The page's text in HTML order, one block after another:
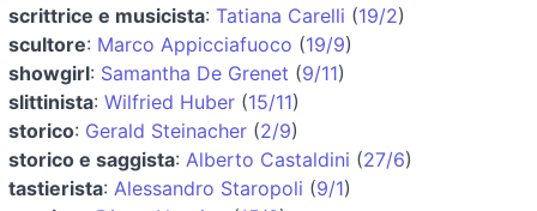
scrittrice e musicista: Tatiana Carelli (19/2)
scultore: Marco Appicciafuoco (19/9)
showgirl: Samantha De Grenet (9/11)
slittinista: Wilfried Huber (15/11)
storico: Gerald Steinacher (2/9)
storico e saggista: Alberto Castaldini (27/6)
tastierista: Alessandro Staropoli (9/1)